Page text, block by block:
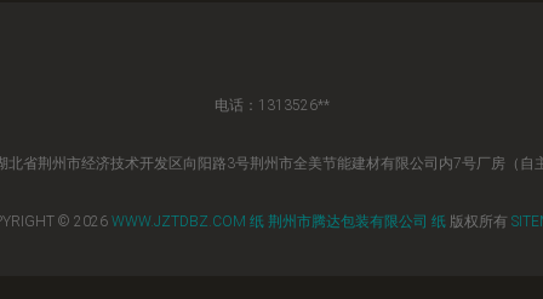
电话：1313526**
北省荆州市经济技术开发区向阳路3号荆州市全美节能建材有限公司内7号厂房（自
© 2026 WWW.JZTDBZ.COM 纸 荆州市腾达包装有限公司 纸版权所有